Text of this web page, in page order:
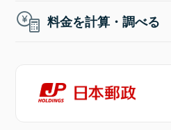
料金を計算・調べる